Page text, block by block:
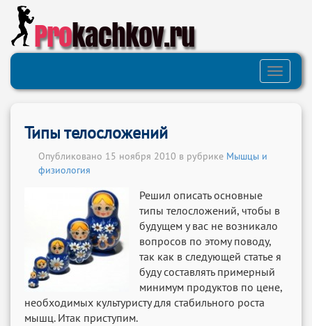
Prokachkov.ru
Toggle
Типы телосложений
Опубликовано 15 ноября 2010 в рубрике Мышцы и
физиология
Решил описать основные
типы телосложений, чтобы в
будущем у вас не возникало
вопросов по этому поводу,
так как в следующей статье я
буду составлять примерный
минимум продуктов по цене,
необходимых культуристу для стабильного роста
мышц. Итак приступим.